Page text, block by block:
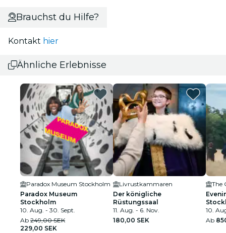
Brauchst du Hilfe?
Kontakt hier
Ähnliche Erlebnisse
Paradox Museum Stockholm
Paradox Museum
Stockholm
10. Aug. - 30. Sept.
Ab 249,00 SEK
229,00 SEK
Livrustkammaren
Der königliche
Rüstungssaal
11. Aug. - 6. Nov.
180,00 SEK
The
10.
Ab